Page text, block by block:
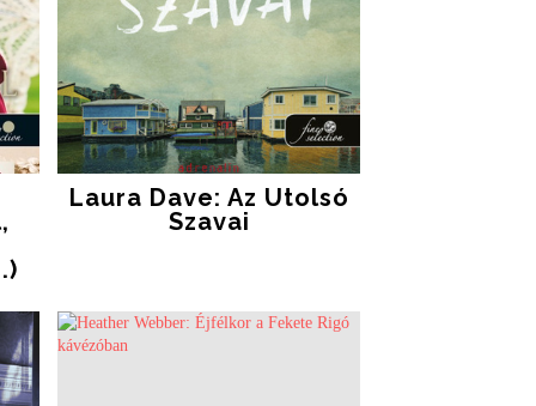
Laura Dave: Az ​utolsó
Szavai